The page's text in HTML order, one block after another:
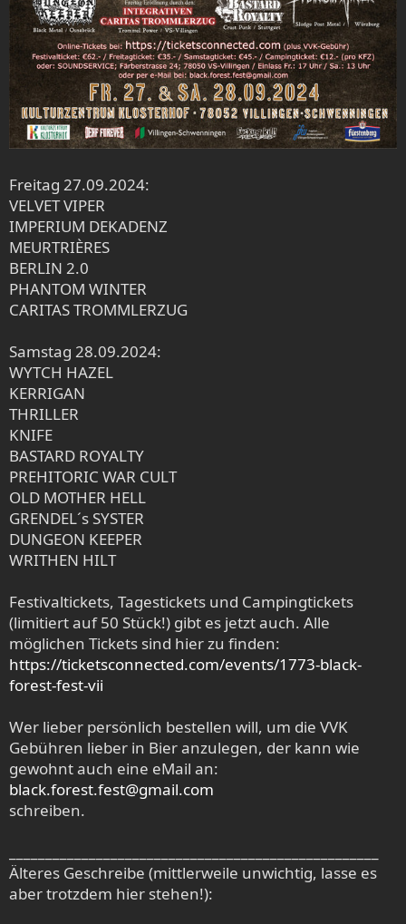
Freitag 27.09.2024:
VELVET VIPER
IMPERIUM DEKADENZ
MEURTRIÈRES
BERLIN 2.0
PHANTOM WINTER
CARITAS TROMMLERZUG
Samstag 28.09.2024:
WYTCH HAZEL
KERRIGAN
THRILLER
KNIFE
BASTARD ROYALTY
PREHITORIC WAR CULT
OLD MOTHER HELL
GRENDEL´s SYSTER
DUNGEON KEEPER
WRITHEN HILT
Festivaltickets, Tagestickets und Campingtickets
(limitiert auf 50 Stück!) gibt es jetzt auch. Alle
möglichen Tickets sind hier zu finden:
https://ticketsconnected.com/events/1773-black-
forest-fest-vii
Wer lieber persönlich bestellen will, um die VVK
Gebühren lieber in Bier anzulegen, der kann wie
gewohnt auch eine eMail an:
black.forest.fest@gmail.com
schreiben.
Älteres Geschreibe (mittlerweile unwichtig, lasse es
aber trotzdem hier stehen!):